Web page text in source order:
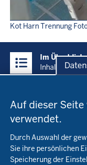
Auf dieser
verwendet.
Durch Auswahl der
Sie ihre persönlichen
Speicherung der
Kot Harn Trennung
Inhalte
Im Überblick
Inhalt
in
der
Fachinfo
Öko-Modellregionen
Pflanzenbau
Beratung